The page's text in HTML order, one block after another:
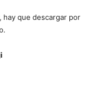
hay que descargar por